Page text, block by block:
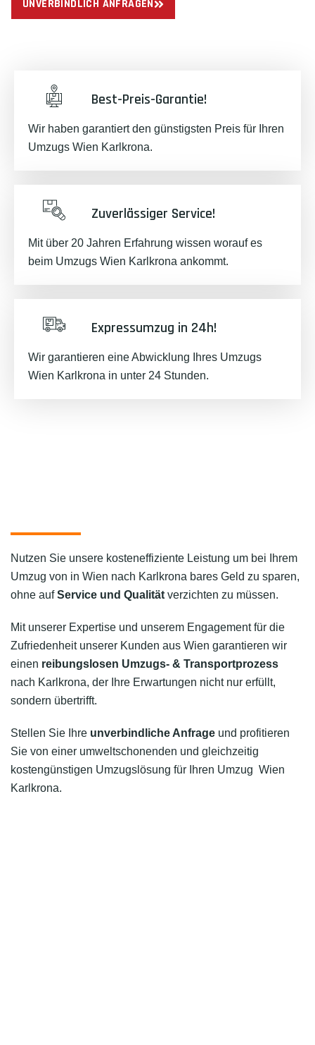
UNVERBINDLICH ANFRAGEN
Best-Preis-Garantie!
Wir haben garantiert den günstigsten Preis für Ihren
Umzugs Wien Karlkrona.
Zuverlässiger Service!
Mit über 20 Jahren Erfahrung wissen worauf es
beim Umzugs Wien Karlkrona ankommt.
Expressumzug in 24h!
Wir garantieren eine Abwicklung Ihres Umzugs
Wien Karlkrona in unter 24 Stunden.
Nutzen Sie unsere kosteneffiziente Leistung um bei Ihrem
Umzug von in Wien nach Karlkrona bares Geld zu sparen,
ohne aufService und Qualität verzichten zu müssen.
Mit unserer Expertise und unserem Engagement für die
Zufriedenheit unserer Kunden aus Wien garantieren wir
einen reibungslosen Umzugs- & Transportprozess
nach Karlkrona, der Ihre Erwartungen nicht nur erfüllt,
sondern übertrifft.
Stellen Sie Ihre unverbindliche Anfrage und profitieren
Sie von einer umweltschonenden und gleichzeitig
kostengünstigen Umzugslösung für Ihren Umzug Wien
Karlkrona.